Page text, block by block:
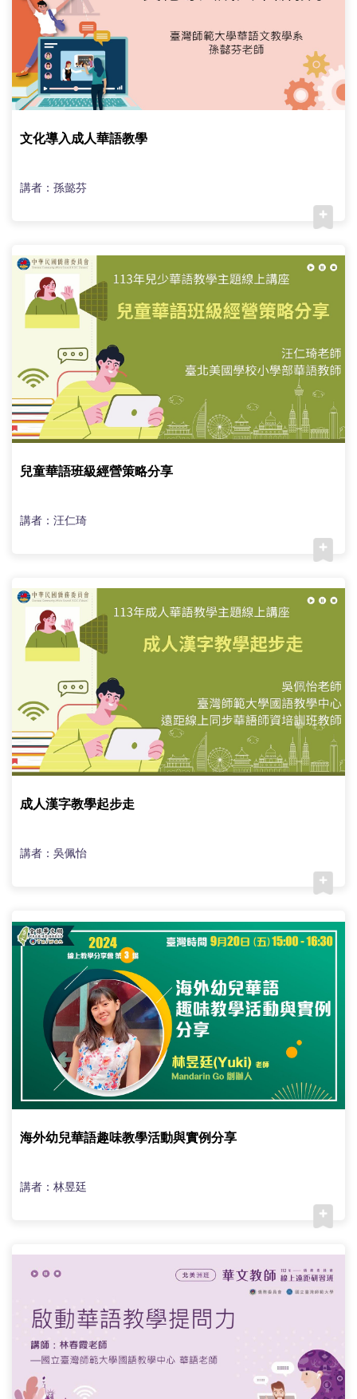
文化導入成人華語教學
講者：孫懿芬
兒童華語班級經營策略分享
講者：汪仁琦
成人漢字教學起步走
講者：吳佩怡
海外幼兒華語趣味教學活動與實例分享
講者：林昱廷